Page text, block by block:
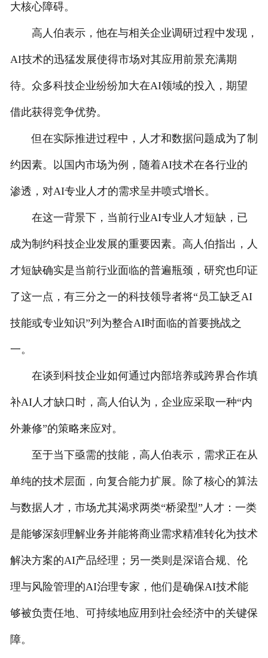
大核心障碍。
高人伯表示，他在与相关企业调研过程中发现，
AI技术的迅猛发展使得市场对其应用前景充满期
待。众多科技企业纷纷加大在AI领域的投入，期望
借此获得竞争优势。
但在实际推进过程中，人才和数据问题成为了制
约因素。以国内市场为例，随着AI技术在各行业的
渗透，对AI专业人才的需求呈井喷式增长。
在这一背景下，当前行业AI专业人才短缺，已
成为制约科技企业发展的重要因素。高人伯指出，人
才短缺确实是当前行业面临的普遍瓶颈，研究也印证
了这一点，有三分之一的科技领导者将“员工缺乏AI
技能或专业知识”列为整合AI时面临的首要挑战之
一。
在谈到科技企业如何通过内部培养或跨界合作填
补AI人才缺口时，高人伯认为，企业应采取一种“内
外兼修”的策略来应对。
至于当下亟需的技能，高人伯表示，需求正在从
单纯的技术层面，向复合能力扩展。除了核心的算法
与数据人才，市场尤其渴求两类“桥梁型”人才：一类
是能够深刻理解业务并能将商业需求精准转化为技术
解决方案的AI产品经理；另一类则是深谙合规、伦
理与风险管理的AI治理专家，他们是确保AI技术能
够被负责任地、可持续地应用到社会经济中的关键保
障。